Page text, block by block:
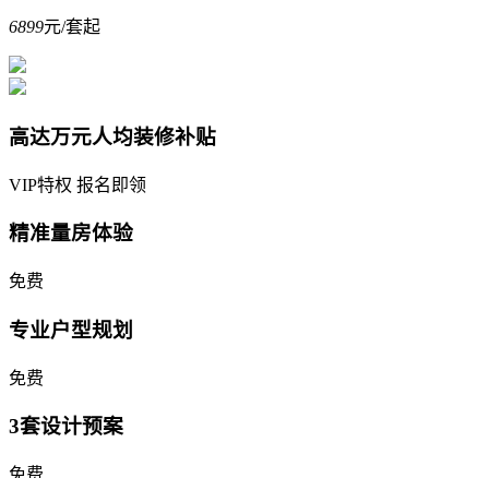
6899元/套起
高达万元人均装修补贴
VIP特权 报名即领
精准量房体验
免费
专业户型规划
免费
3套设计预案
免费